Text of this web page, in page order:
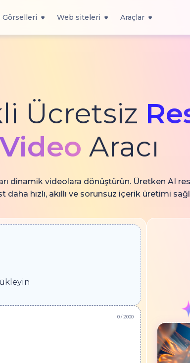
Görselleri Web siteleri Araçlar
Ücretsiz
Video Aracı
dinamik videolara dönüştürün. Üretken AI
daha hızlı, akıllı ve sorunsuz içerik üretimi
0/ 2000